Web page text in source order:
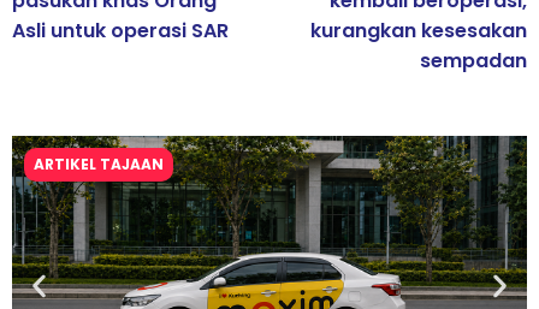
Asli untuk operasi SAR
kurangkan kesesakan
sempadan
ARTIKEL TAJAAN